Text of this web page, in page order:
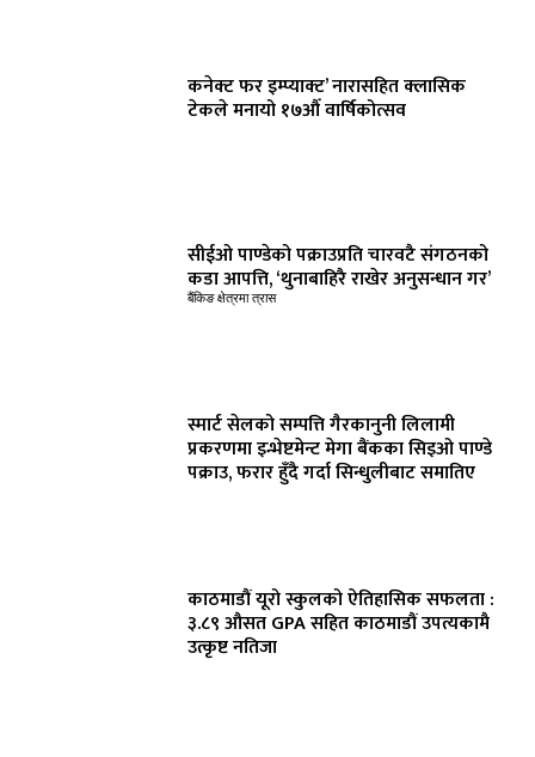
कनेक्ट फर इम्प्याक्ट’ नारासहित क्लासिक
टेकले मनायो १७औँ वार्षिकोत्सव
सीईओ पाण्डेको पक्राउप्रति चारवटै संगठनको
कडा आपत्ति, ‘थुनाबाहिरै राखेर अनुसन्धान गर’
बैंकिङ क्षेत्रमा त्रास
स्मार्ट सेलको सम्पत्ति गैरकानुनी लिलामी
प्रकरणमा इन्भेष्टमेन्ट मेगा बैंकका सिइओ पाण्डे
पक्राउ, फरार हुँदै गर्दा सिन्धुलीबाट समातिए
काठमाडौं यूरो स्कुलको ऐतिहासिक सफलता :
३.८९ औसत GPA सहित काठमाडौं उपत्यकामै
उत्कृष्ट नतिजा